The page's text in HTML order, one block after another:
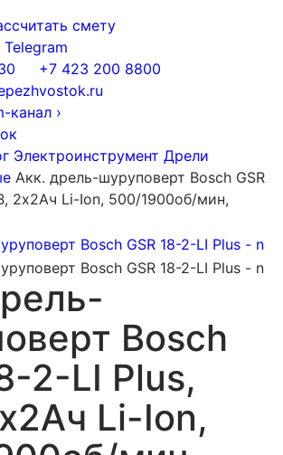
смету
Telegram
+7 423 200 8800
канал ›
Электроинструмент Дрели
Акк. дрель-шуруповерт Bosch GSR
2х2Ач Li-Ion, 500/1900об/мин,
Bosch
2-LI Plus,
Li-Ion,